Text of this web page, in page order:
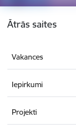
Kājene
Ātrās saites
Vakances
Iepirkumi
Projekti